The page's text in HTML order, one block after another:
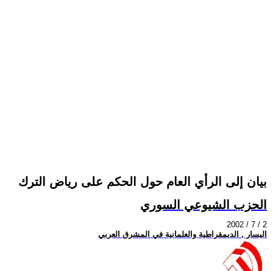
بيان إلى الرأي العام حول الحكم على رياض الترك
الحزب الشيوعي السوري
2002 / 7 / 2
اليسار , الديمقراطية والعلمانية في المشرق العربي